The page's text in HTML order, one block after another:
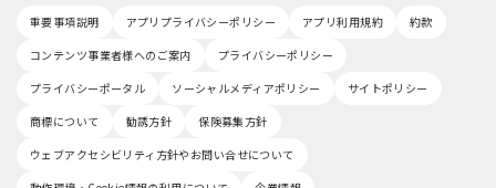
重要事項説明 アプリプライバシーポリシー アプリ利用規約
約款
コンテンツ事業者様へのご案内
プライバシーポリシー
プライバシーポータル
ソーシャルメディアポリシー
サイトポリシー
商標について
勧誘方針
保険募集方針
ウェブアクセシビリティ方針やお問い合せについて